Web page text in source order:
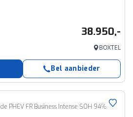
38.950,-
BOXTEL
Bel aanbieder
PHEV FR Business Intense SOH 94%